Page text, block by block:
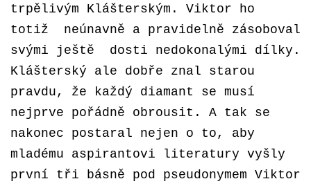
trpělivým Klášterským. Viktor ho
totiž neúnavně a pravidelně zásoboval
svými ještě dosti nedokonalými dílky.
Klášterský ale dobře znal starou
pravdu, že každý diamant se musí
nejprve pořádně obrousit. A tak se
nakonec postaral nejen o to, aby
mladému aspirantovi literatury vyšly
první tři básně pod pseudonymem Viktor